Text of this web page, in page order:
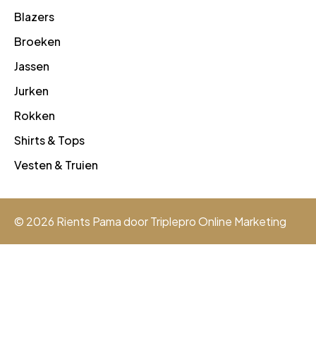
Blazers
Broeken
Jassen
Jurken
Rokken
Shirts & Tops
Vesten & Truien
© 2026 Rients Pama doorTriplepro Online Marketing